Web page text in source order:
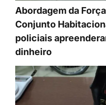
Abordagem da
Conjunto
policiais
dinheiro